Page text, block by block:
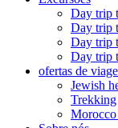
Day trip
Day trip
Day trip
Day trip
ofertas de
Jewish
Trekking